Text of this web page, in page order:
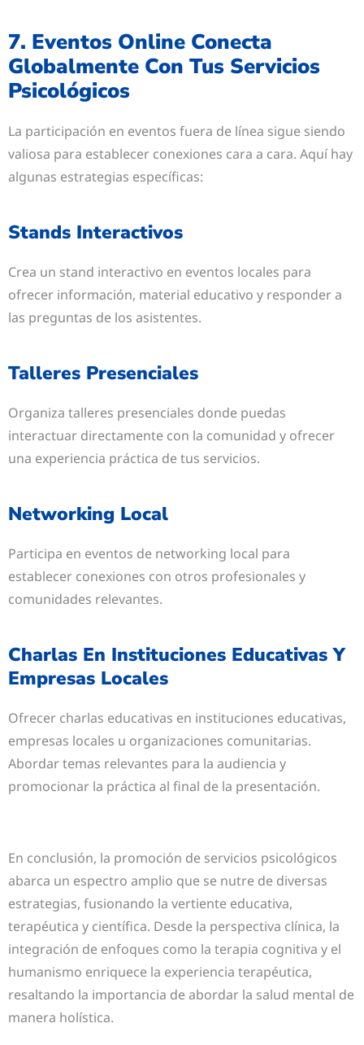
7. Eventos Online Conecta
Globalmente Con Tus Servicios
Psicológicos
La participación en eventos fuera de línea sigue siendo
valiosa para establecer conexiones cara a cara. Aquí hay
algunas estrategias específicas:
Stands Interactivos
Crea un stand interactivo en eventos locales para
ofrecer información, material educativo y responder a
las preguntas de los asistentes.
Talleres Presenciales
Organiza talleres presenciales donde puedas
interactuar directamente con la comunidad y ofrecer
una experiencia práctica de tus servicios.
Networking Local
Participa en eventos de networking local para
establecer conexiones con otros profesionales y
comunidades relevantes.
Charlas En Instituciones Educativas Y
Empresas Locales
Ofrecer charlas educativas en instituciones educativas,
empresas locales u organizaciones comunitarias.
Abordar temas relevantes para la audiencia y
promocionar la práctica al final de la presentación.
En conclusión, la promoción de servicios psicológicos
abarca un espectro amplio que se nutre de diversas
estrategias, fusionando la vertiente educativa,
terapéutica y científica. Desde la perspectiva clínica, la
integración de enfoques como la terapia cognitiva y el
humanismo enriquece la experiencia terapéutica,
resaltando la importancia de abordar la salud mental de
manera holística.